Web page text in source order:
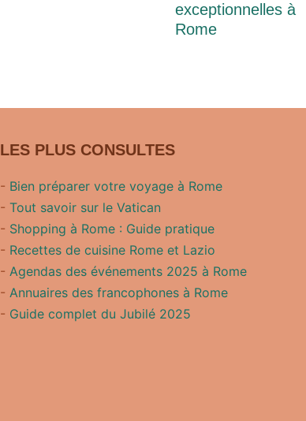
exceptionnelles à
Rome
LES PLUS CONSULTES
- Bien préparer votre voyage à Rome
- Tout savoir sur le Vatican
- Shopping à Rome : Guide pratique
- Recettes de cuisine Rome et Lazio
- Agendas des événements 2025 à Rome
- Annuaires des francophones à Rome
- Guide complet du Jubilé 2025